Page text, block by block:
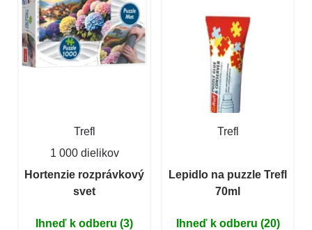
Trefl
1 000 dielikov
Hortenzie rozprávkový
svet
Ihneď k odberu (3)
Trefl
Lepidlo na puzzle Trefl
70ml
Ihneď k odberu (20)